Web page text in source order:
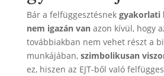
Bár a felfüggesztésnek gyakorlati
nem igazán vanazon kívül, hogy
továbbiakban nem vehet részt a
munkájában, szimbolikusan
ez, hiszen az EJT-ből való